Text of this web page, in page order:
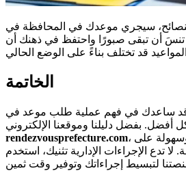
سيجري موعدك في المحافظة في
أن تبقى صبورًا واحتفظ في ذهنك أن
الخاتمة
قد ساعدك في فهم عملية طلب موعد في
rendezvousprefecture.com، يمكنك الحصول بسرعة وسهولة على
تدع الإجراءات الإدارية تثنيك، استخدم